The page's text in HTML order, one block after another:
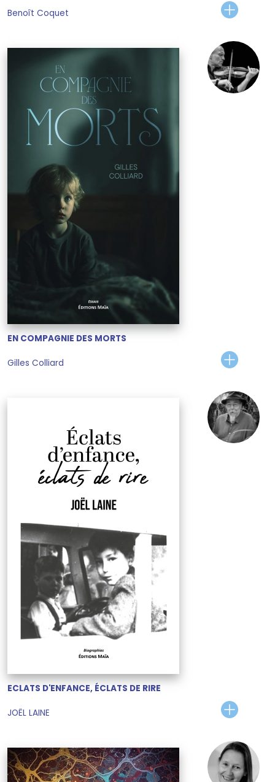
Benoît Coquet
EN COMPAGNIE DES MORTS
Gilles Colliard
ECLATS D'ENFANCE, ÉCLATS DE RIRE
JOËL LAINE